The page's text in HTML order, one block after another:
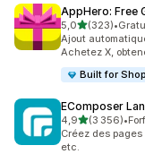
AppHero: Free
5,0étoile(s) sur 5
(323)
323 avis au total
•
Ajout
Achetez X,
Built for
EComposer
4,9étoile(s) sur 5
(3 356)
3356 avis au•
Créez des
etc.